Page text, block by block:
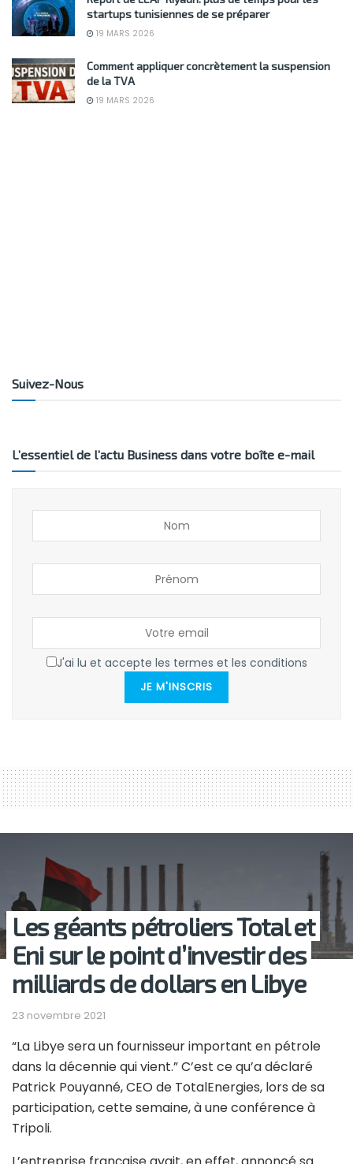
startups tunisiennes de se préparer
19 MARS 2026
Comment appliquer concrètement la suspension
de la TVA
19 MARS 2026
Suivez-Nous
L’essentiel de l’actu Business dans votre boîte e-mail
J'ai lu et accepte les termes et les conditions
JE M'INSCRIS
Les géants pétroliers Total et
Eni sur le point d’investir des
milliards de dollars en Libye
23 novembre 2021
“La Libye sera un fournisseur important en pétrole
dans la décennie qui vient.” C’est ce qu’a déclaré
Patrick Pouyanné, CEO de TotalEnergies, lors de sa
participation, cette semaine, à une conférence à
Tripoli.